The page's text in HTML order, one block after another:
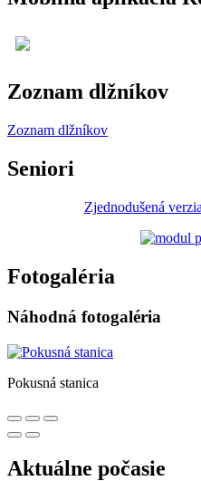
Zoznam dlžníkov
Zoznam dlžníkov
Seniori
Zjednodušená
Fotogaléria
Náhodná fotogaléria
Pokusná stanica
Aktuálne počasie